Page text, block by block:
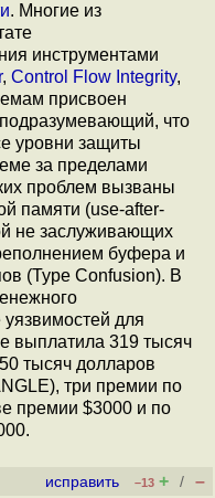
. Многие из
инструментами
, Control Flow Integrity,
присвоен
подразумевающий, что
уровни защиты
за пределами
проблем вызваны
памяти (use-after-
не заслуживающих
буфера и
(Type Confusion). В
для
выплатила 319 тысяч
тысяч долларов
три премии по
премии $3000 и по
исправить –13 + / –